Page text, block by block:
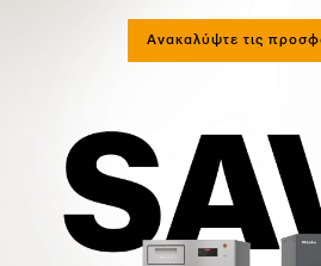
Ανακαλύψτε τις